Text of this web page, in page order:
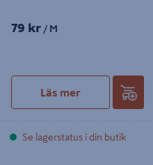
79 kr / M
Läs mer
Se lagerstatus i din butik